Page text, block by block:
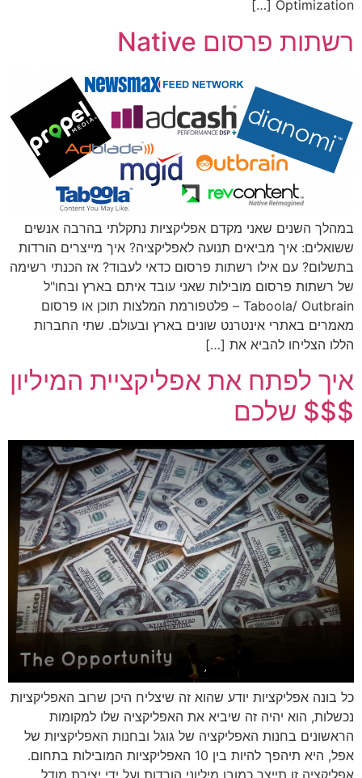
Optimization […]
רשתות פרסום Native
במהלך השנים שאני מקדם אפליקציות נתקלתי בהרבה אנשים
ששואלים: איך מביאים תנועה לאפליקציה? איך מייצרים הורדות
בתשלום? עם אילו רשתות פרסום כדאי לעבוד? אז הכנתי רשימה
של רשתות פרסום מובילות שאני עובד איתם בארץ ובחו"ל
Taboola/ Outbrain – פלטפורמת המלצות תוכן או פרסום
מאמרים באתרי אינטרנט שונים בארץ ובעולם. שתי החברות
הללו הצליחו להביא את […]
איך לפתח את אפליקציית המיליון
$$$ שלכם
כל בונה אפליקציות יודע שהוא זה שיצליח היכן שרוב האפליקציות
נכשלות, הוא יהיה זה שיביא את האפליקציה שלו למקומות
הראשונים בחנות האפליקציה של גוגל ובחנות האפליקציות של
אפל, היא תיהפך להיות בין 10 האפליקציות המובילות בתחום.